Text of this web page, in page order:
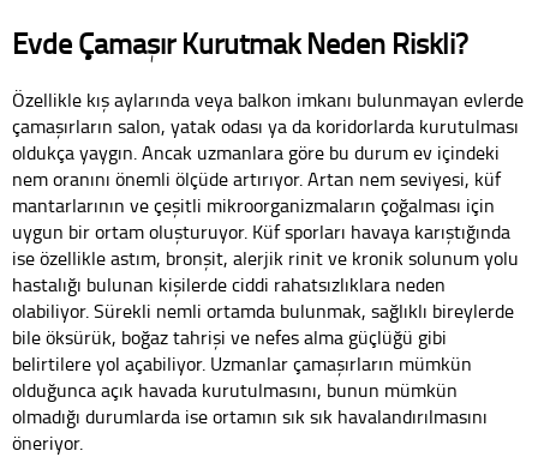
Evde Çamaşır Kurutmak Neden Riskli?
Özellikle kış aylarında veya balkon imkanı bulunmayan evlerde
çamaşırların salon, yatak odası ya da koridorlarda kurutulması
oldukça yaygın. Ancak uzmanlara göre bu durum ev içindeki
nem oranını önemli ölçüde artırıyor. Artan nem seviyesi, küf
mantarlarının ve çeşitli mikroorganizmaların çoğalması için
uygun bir ortam oluşturuyor. Küf sporları havaya karıştığında
ise özellikle astım, bronşit, alerjik rinit ve kronik solunum yolu
hastalığı bulunan kişilerde ciddi rahatsızlıklara neden
olabiliyor. Sürekli nemli ortamda bulunmak, sağlıklı bireylerde
bile öksürük, boğaz tahrişi ve nefes alma güçlüğü gibi
belirtilere yol açabiliyor. Uzmanlar çamaşırların mümkün
olduğunca açık havada kurutulmasını, bunun mümkün
olmadığı durumlarda ise ortamın sık sık havalandırılmasını
öneriyor.